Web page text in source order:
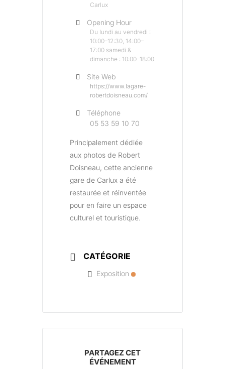
Carlux
Opening Hour
Du lundi au vendredi :
10:00–12:30, 14:00–
17:00 samedi &
dimanche : 10:00–18:00
Site Web
https://www.lagare-
robertdoisneau.com/
Téléphone
05 53 59 10 70
Principalement dédiée
aux photos de Robert
Doisneau, cette ancienne
gare de Carlux a été
restaurée et réinventée
pour en faire un espace
culturel et touristique.
CATÉGORIE
Exposition
PARTAGEZ CET
ÉVÉNEMENT